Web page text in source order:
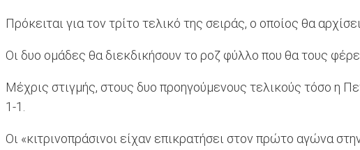
Πρόκειται για τον τρίτο τελικό της σειράς, ο οποίος θα
Οι δυο ομάδες θα διεκδικήσουν το ροζ φύλλο που θα τους
Μέχρις στιγμής, στους δυο προηγούμενους τελικούς τόσο η
1-1.
Οι «κιτρινοπράσινοι είχαν επικρατήσει στον πρώτο αγώνα